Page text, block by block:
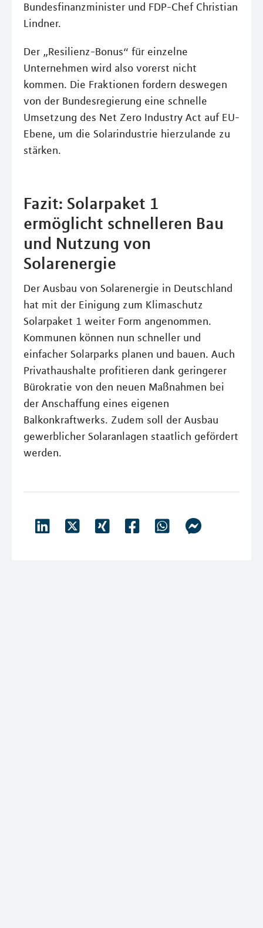
Bundesfinanzminister und FDP-Chef Christian
Lindner.
Der „Resilienz-Bonus“ für einzelne
Unternehmen wird also vorerst nicht
kommen. Die Fraktionen fordern deswegen
von der Bundesregierung eine schnelle
Umsetzung des Net Zero Industry Act auf EU-
Ebene, um die Solarindustrie hierzulande zu
stärken.
Fazit: Solarpaket 1
ermöglicht schnelleren Bau
und Nutzung von
Solarenergie
Der Ausbau von Solarenergie in Deutschland
hat mit der Einigung zum Klimaschutz
Solarpaket 1 weiter Form angenommen.
Kommunen können nun schneller und
einfacher Solarparks planen und bauen. Auch
Privathaushalte profitieren dank geringerer
Bürokratie von den neuen Maßnahmen bei
der Anschaffung eines eigenen
Balkonkraftwerks. Zudem soll der Ausbau
gewerblicher Solaranlagen staatlich gefördert
werden.